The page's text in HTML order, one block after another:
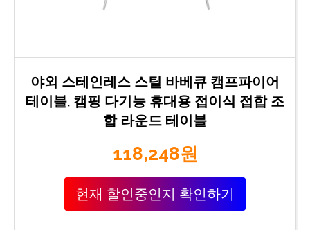
야외 스테인레스 스틸 바베큐 캠프파이어
테이블, 캠핑 다기능 휴대용 접이식 접합 조
합 라운드 테이블
118,248원
현재 할인중인지 확인하기